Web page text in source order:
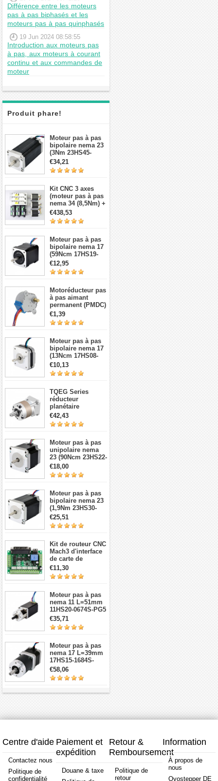
Différence entre les moteurs
pas à pas biphasés et les
moteurs pas à pas quinphasés
19 Jun 2024 08:58:55
Introduction aux moteurs pas
à pas, aux moteurs à courant
continu et aux commandes de
moteur
Produit phare!
Moteur pas à pas
bipolaire nema 23
(3Nm 23HS45-
4204S 4,2A 1,8 deg
3,78V 4 fils）
€34,21
Kit CNC 3 axes
(moteur pas à pas
nema 34 (8,5Nm) +
Driver + source de
courant)
€438,53
Moteur pas à pas
bipolaire nema 17
(59Ncm 17HS19-
2004S1 2A 4 fils
avec câble 1m et
connecteur)
€12,95
Motoréducteur pas
à pas aimant
permanent (PMDC)
5V 28BYJ-48,
réduction 64:1, 4
phases 5 fils 5 V
€1,39
Moteur pas à pas
bipolaire nema 17
(13Ncm 17HS08-
1004S 1,8 degré 1A
3,5V 4 fils)
€10,13
TQEG Series
réducteur
planétaire
TQEG17-G5 5:1
contrecoup 15arc-
min pour moteur
servomoteur Nema
17
€42,43
Moteur pas à pas
unipolaire nema
23 (90Ncm 23HS22-
1006S 1,8 degré 1A
7,4V 6 fils)
€18,00
Moteur pas à pas
bipolaire nema 23
(1,9Nm 23HS30-
2804S 1,8 degré
2,8A 3,2V 4 fils)
€25,51
Kit de routeur CNC
Mach3 d'interface
de carte de
dérivation CNC à 5
axes
€11,30
Moteur pas à pas
nema 11 L=51mm
11HS20-0674S-PG5
avec 5:1
réducteurs
planétaires
€35,71
Moteur pas à pas
nema 17 L=39mm
17HS15-1684S-
HG30 avec 14:1
réducteur
planétaire de haute
€58,06
Centre d'aide
Contactez nous
Politique de
confidentialité
Paiement et
expédition
Douane & taxe
Retour &
Remboursement
Politique de
retour
Information
À propos de
nous
Oyostepper DE